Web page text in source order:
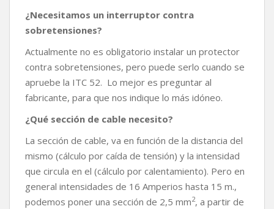
¿Necesitamos un interruptor contra
sobretensiones?
Actualmente no es obligatorio instalar un protector
contra sobretensiones, pero puede serlo cuando se
apruebe la ITC 52. Lo mejor es preguntar al
fabricante, para que nos indique lo más idóneo.
¿Qué sección de cable necesito?
La sección de cable, va en función de la distancia del
mismo (cálculo por caída de tensión) y la intensidad
que circula en el (cálculo por calentamiento). Pero en
general intensidades de 16 Amperios hasta 15 m.,
podemos poner una sección de 2,5 mm2, a partir de